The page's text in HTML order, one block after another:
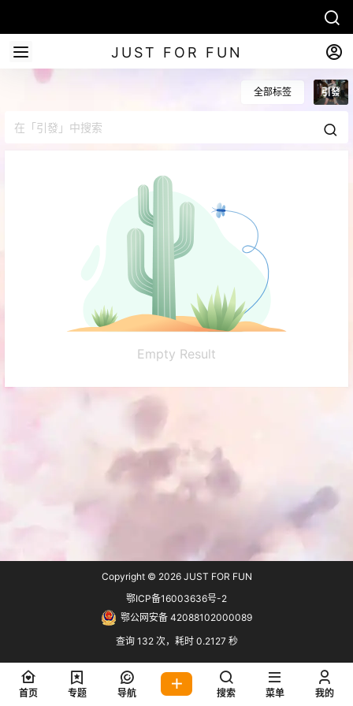
JUST FOR FUN
全部标签 引發
Empty Result
Copyright © 2026JUST FOR FUN
鄂ICP备16003636号-2
鄂公网安备 42088102000089
查询 132 次，耗时 0.2127 秒
首页 专题 导航 搜索 菜单 我的